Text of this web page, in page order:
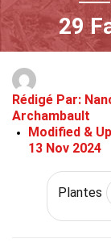
29
Rédigé Par:
Archambault
Modified &
13 Nov 2024
Plantes